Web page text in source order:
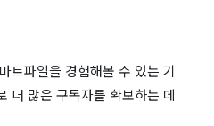
트파일을 경험해볼 수 있는 기
더 많은 구독자를 확보하는 데